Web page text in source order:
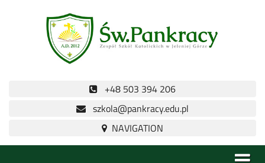
+48 503 394 206
szkola@pankracy.edu.pl